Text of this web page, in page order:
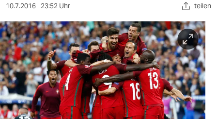
sport
berlin
nord
wahrheit
10.7.2016 23:52 Uhr teilen